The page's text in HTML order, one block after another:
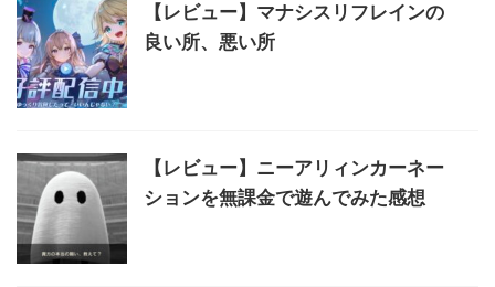
【レビュー】マナシスリフレインの
良い所、悪い所
【レビュー】ニーアリィンカーネー
ションを無課金で遊んでみた感想